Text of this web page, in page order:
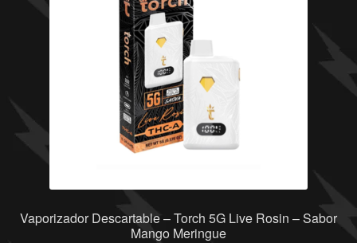
Vaporizador Descartable – Torch 5G Live Rosin – Sabor
Mango Meringue